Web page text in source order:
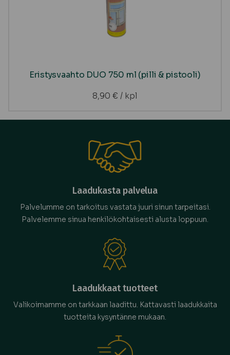
Eristysvaahto DUO 750 ml (pilli & pistooli)
8,90 € / kpl
Laadukasta palvelua
Palvelumme on tarkoitus vastata juuri sinun tarpeitasi.
Palvelemme sinua henkilökohtaisesti alusta loppuun.
Laadukkaat tuotteet
Valikoimamme on tarkkaan laadittu. Kattavasti laadukkaita
tuotteita kysyntänne mukaan.